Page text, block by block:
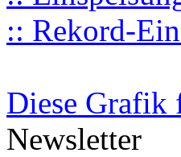
:: Rekord-
Diese Grafik
Newsletter